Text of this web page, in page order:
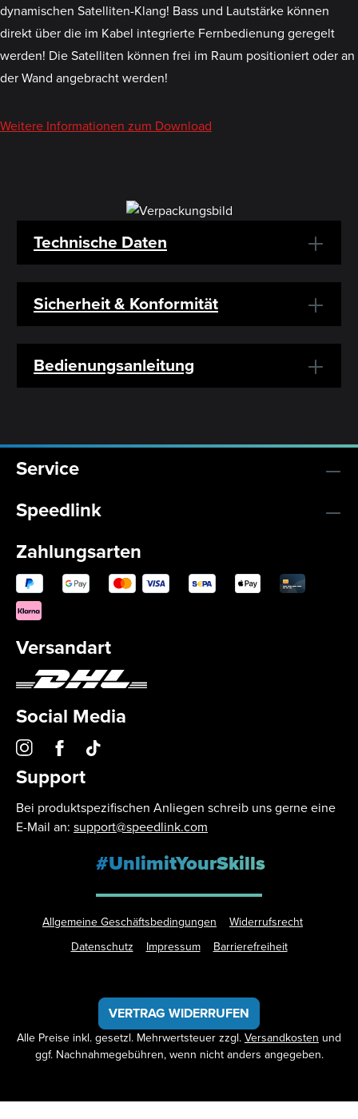
dynamischen Satelliten-Klang! Bass und Lautstärke können
direkt über die im Kabel integrierte Fernbedienung geregelt
werden! Die Satelliten können frei im Raum positioniert oder an
der Wand angebracht werden!
Weitere Informationen zum Download
Technische Daten
Sicherheit & Konformität
Bedienungsanleitung
Service
Speedlink
Zahlungsarten
Versandart
Social Media
Support
Bei produktspezifischen Anliegen schreib uns gerne eine
E-Mail an: support@speedlink.com
#UnlimitYourSkills
Allgemeine Geschäftsbedingungen
Widerrufsrecht
Datenschutz
Impressum Barrierefreiheit
VERTRAG WIDERRUFEN
Alle Preise inkl. gesetzl. Mehrwertsteuer zzgl. Versandkosten und
ggf. Nachnahmegebühren, wenn nicht anders angegeben.